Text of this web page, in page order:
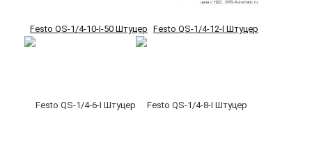
Festo QS-1/4-10-I-50 Штуцер Festo QS-1/4-12-I Штуцер